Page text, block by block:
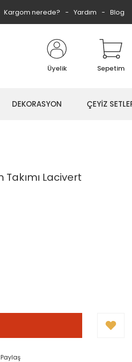
Kargom nerede? Yardım Blog
Üyelik Sepetim
DEKORASYON ÇEYİZ
Lacivert
Paylaş